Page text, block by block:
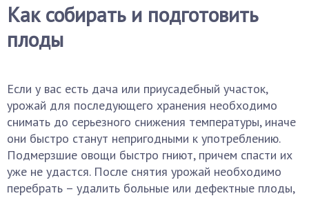
Как собирать и подготовить
плоды
Если у вас есть дача или приусадебный участок,
урожай для последующего хранения необходимо
снимать до серьезного снижения температуры, иначе
они быстро станут непригодными к употреблению.
Подмерзшие овощи быстро гниют, причем спасти их
уже не удастся. После снятия урожай необходимо
перебрать – удалить больные или дефектные плоды,